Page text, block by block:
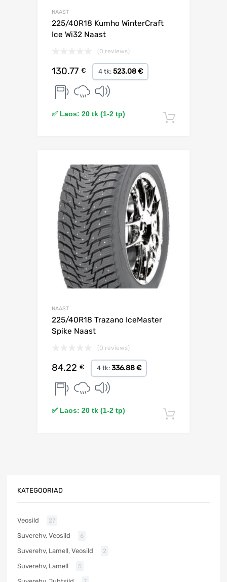
NAAST
225/40R18 Kumho WinterCraft
Ice Wi32 Naast
(0 reviews)
130.77 € 4 tk: 523.08 €
✅ Laos: 20 tk (1-2 tp)
NAAST
225/40R18 Trazano IceMaster
Spike Naast
(0 reviews)
84.22 € 4 tk: 336.88 €
✅ Laos: 20 tk (1-2 tp)
KATEGOORIAD
Veosild 27
Suverehv, Veosild 6
Suverehv, Lamell, Veosild 2
Suverehv, Lamell 5